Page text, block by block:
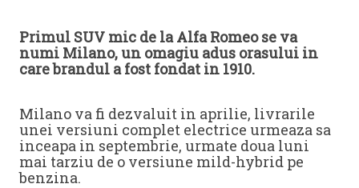
Primul SUV mic de la Alfa Romeo se va
numi Milano, un omagiu adus orasului in
care brandul a fost fondat in 1910.
Milano va fi dezvaluit in aprilie, livrarile
unei versiuni complet electrice urmeaza sa
inceapa in septembrie, urmate doua luni
mai tarziu de o versiune mild-hybrid pe
benzina.